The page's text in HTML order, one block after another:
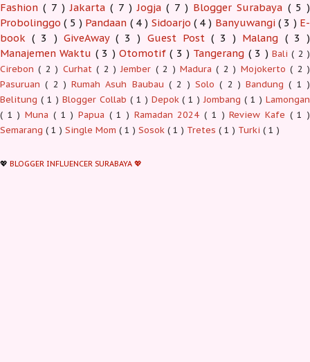
Fashion( 7 ) Jakarta( 7 ) Jogja( 7 ) Blogger Surabaya ( 5 )
Probolinggo( 5 ) Pandaan ( 4 ) Sidoarjo ( 4 ) Banyuwangi( 3 ) E-
book( 3 ) GiveAway ( 3 ) Guest Post ( 3 ) Malang ( 3 )
Manajemen Waktu ( 3 ) Otomotif( 3 ) Tangerang ( 3 ) Bali( 2 )
Cirebon( 2 ) Curhat( 2 ) Jember ( 2 ) Madura( 2 ) Mojokerto( 2 )
Pasuruan( 2 ) Rumah Asuh Baubau( 2 ) Solo( 2 ) Bandung( 1 )
Belitung ( 1 ) Blogger Collab ( 1 ) Depok( 1 ) Jombang( 1 ) Lamongan
( 1 ) Muna ( 1 ) Papua ( 1 ) Ramadan 2024( 1 ) Review Kafe ( 1 )
Semarang ( 1 ) Single Mom ( 1 ) Sosok ( 1 ) Tretes ( 1 ) Turki ( 1 )
💖 BLOGGER INFLUENCER SURABAYA 💖